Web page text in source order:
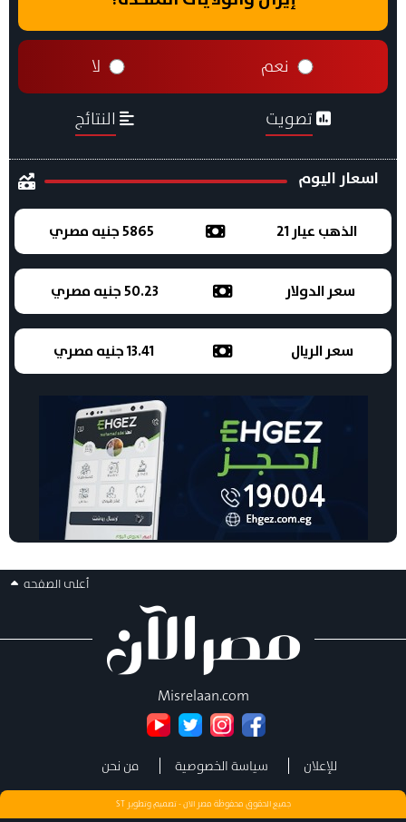
نعم لا
تصويت النتائج
اسعار اليوم
الذهب عيار 21 5865 جنيه مصري
سعر الدولار 50.23 جنيه مصري
سعر الريال 13.41 جنيه مصري
أعلى الصفحه
Misrelaan.com
للإعلان سياسة الخصوصية من نحن
جميع الحقوق محفوظة مصر الان - تصميم وتطويرST